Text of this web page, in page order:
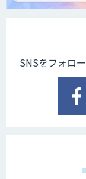
SNSをフォロ